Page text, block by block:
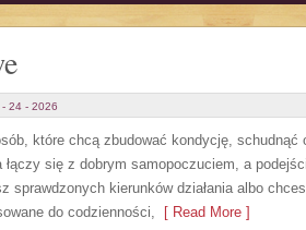
24 - 2026
które chcą zbudować kondycję, schudnąć
się z dobrym samopoczuciem, a
sprawdzonych kierunków działania albo
do codzienności, [ Read More ]